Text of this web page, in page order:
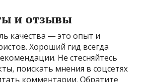
и отзывы
качества — это опыт и
Хороший гид всегда
Не стесняйтесь
поискать мнения в соцсетях
комментарии. Обратите